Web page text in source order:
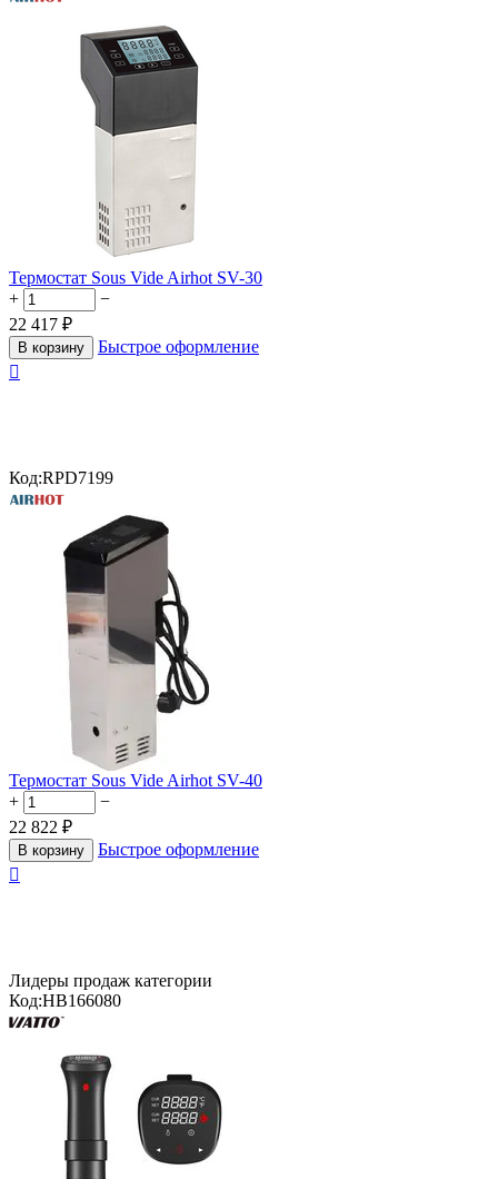
Термостат Sous Vide Airhot SV-30
+
−
22 417 ₽
В корзину
Быстрое оформление

Код:RPD7199
Термостат Sous Vide Airhot SV-40
+
−
22 822 ₽
В корзину
Быстрое оформление

Лидеры продаж категории
Код:HB166080